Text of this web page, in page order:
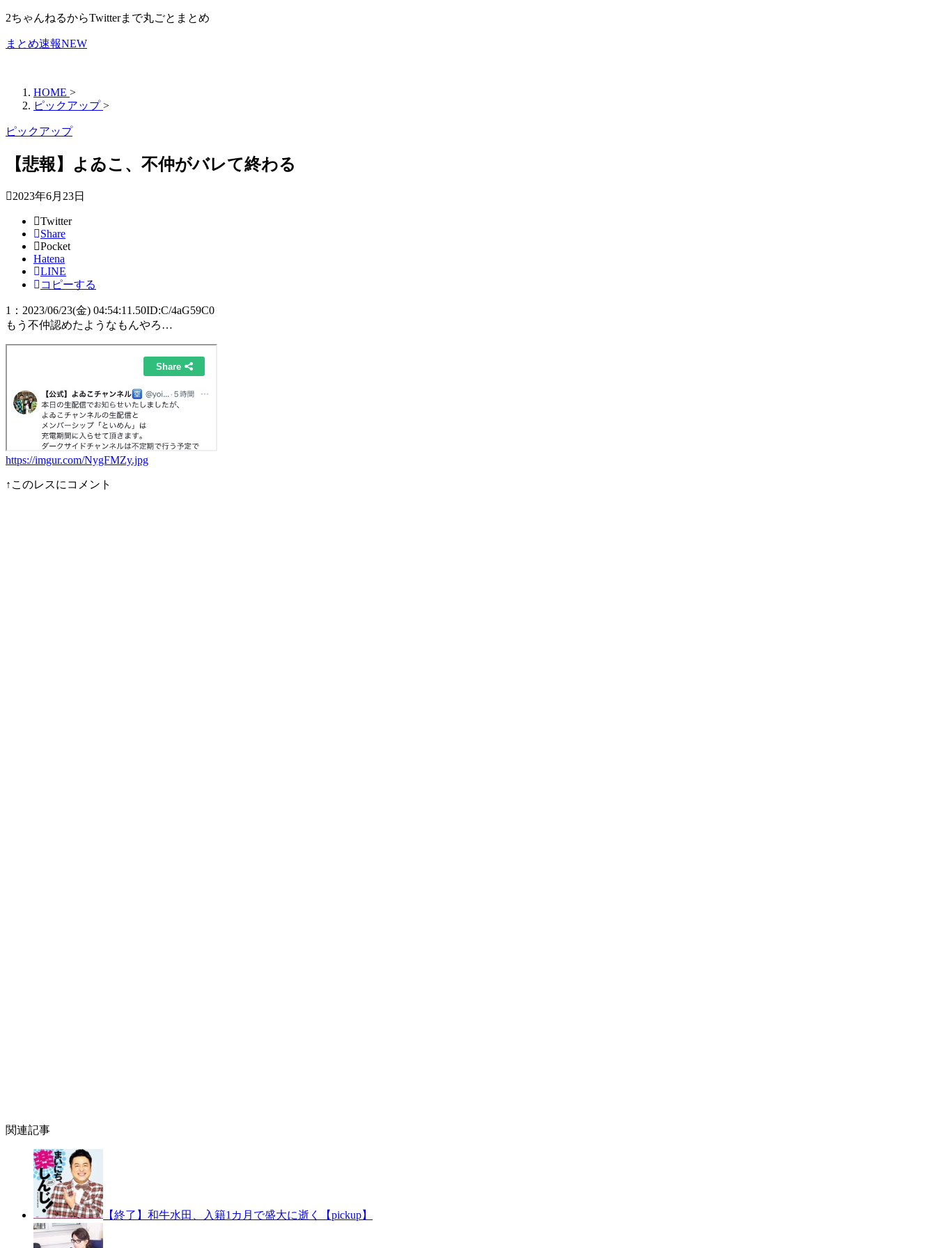
2ちゃんねるからTwitterまで丸ごとまとめ
まとめ速報NEW
HOME >
ピックアップ >
ピックアップ
【悲報】よゐこ、不仲がバレて終わる
2023年6月23日
Twitter
Share
Pocket
Hatena
LINE
コピーする
1 ： 2023/06/23(金) 04:54:11.50ID:C/4aG59C0
もう不仲認めたようなもんやろ…
https://imgur.com/NygFMZy.jpg
↑このレスにコメント
関連記事
【終了】和牛水田、入籍1カ月で盛大に逝く【pickup】